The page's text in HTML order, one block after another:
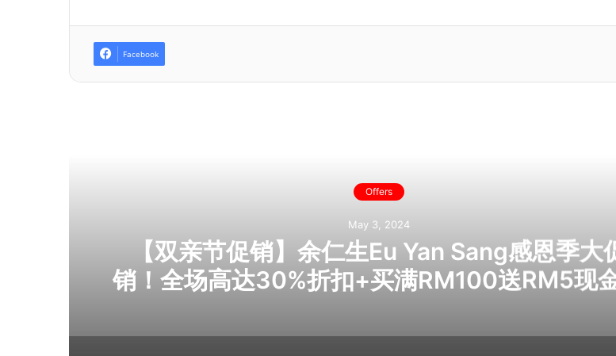
Facebook
Offers
May 3, 2024
【双亲节促销】余仁生Eu Yan Sang感恩季大
销！全场高达30%折扣+买满RM100送RM5现
在日常，送余仁生健康礼给父母吧！